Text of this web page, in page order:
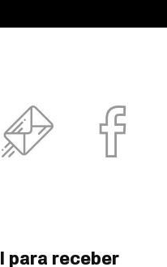
para receber